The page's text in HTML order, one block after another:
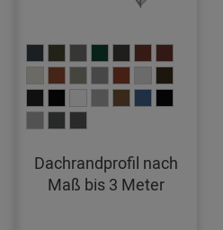
Dachrandprofil nach
Maß bis 3 Meter